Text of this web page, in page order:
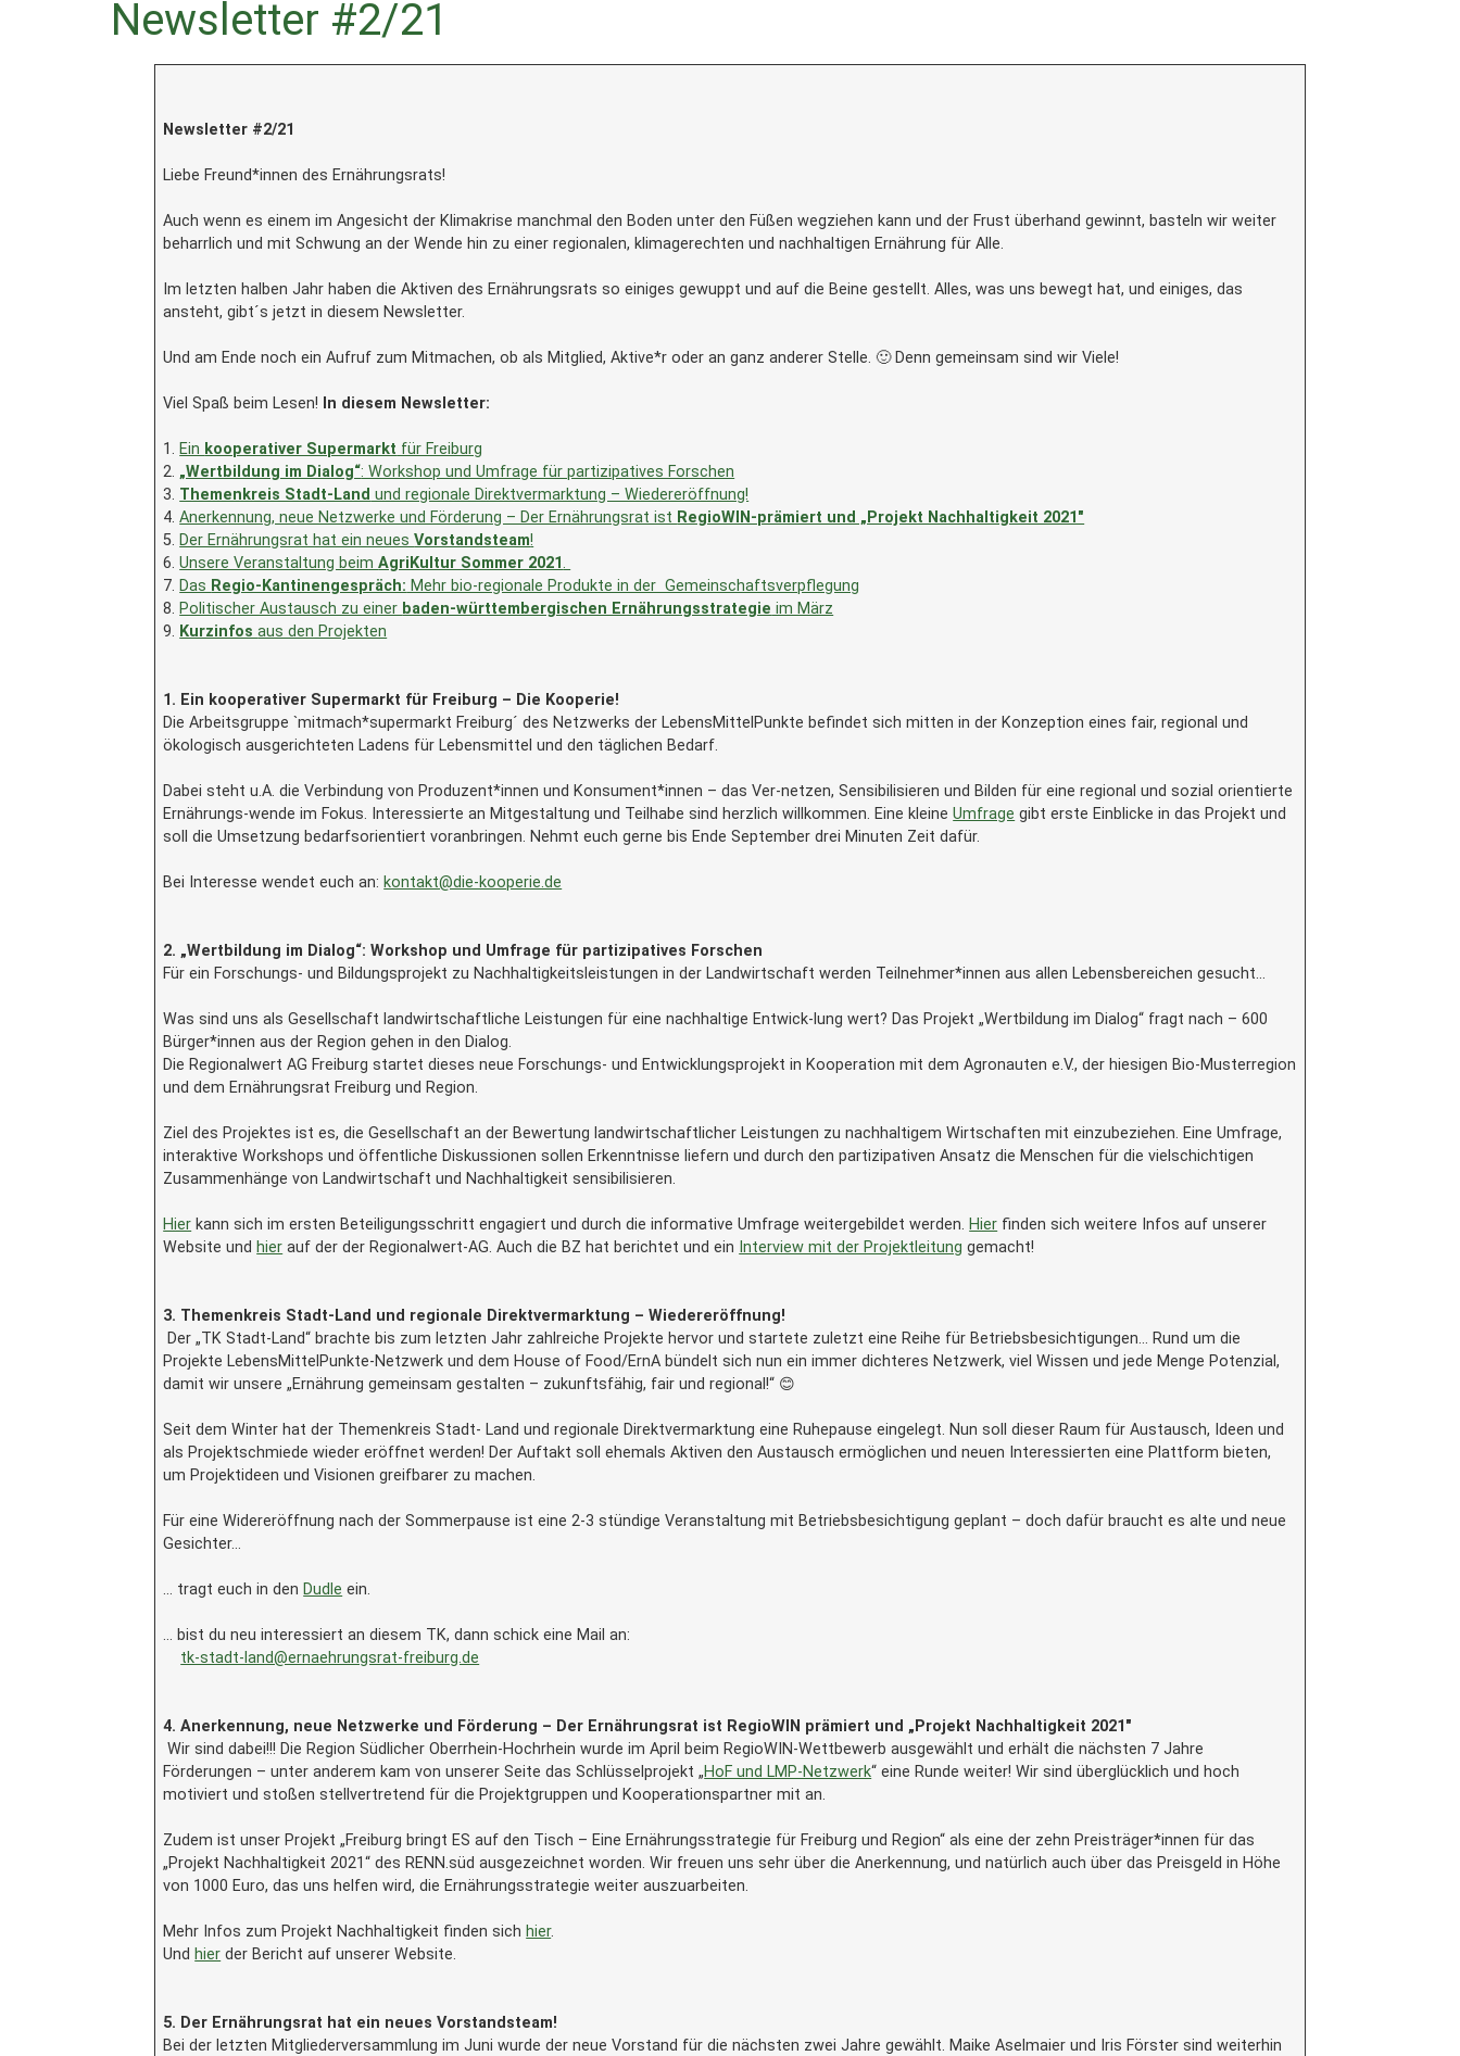
Newsletter #2/21
Newsletter #2/21
Liebe Freund*innen des Ernährungsrats!
Auch wenn es einem im Angesicht der Klimakrise manchmal den Boden unter den Füßen wegziehen kann und der Frust überhand gewinnt, basteln wir weiter
beharrlich und mit Schwung an der Wende hin zu einer regionalen, klimagerechten und nachhaltigen Ernährung für Alle.
Im letzten halben Jahr haben die Aktiven des Ernährungsrats so einiges gewuppt und auf die Beine gestellt. Alles, was uns bewegt hat, und einiges, das
ansteht, gibt´s jetzt in diesem Newsletter.
Und am Ende noch ein Aufruf zum Mitmachen, ob als Mitglied, Aktive*r oder an ganz anderer Stelle. 🙂 Denn gemeinsam sind wir Viele!
Viel Spaß beim Lesen! In diesem Newsletter:
1. Ein kooperativer Supermarkt für Freiburg
2. „Wertbildung im Dialog“: Workshop und Umfrage für partizipatives Forschen
3. Themenkreis Stadt-Land und regionale Direktvermarktung – Wiedereröffnung!
4.Anerkennung, neue Netzwerke und Förderung – Der Ernährungsrat ist RegioWIN-prämiert und „Projekt Nachhaltigkeit 2021″
5. Der Ernährungsrat hat ein neuesVorstandsteam!
6.Unsere Veranstaltung beimAgriKultur Sommer 2021.
7. Das Regio-Kantinengespräch: Mehr bio-regionale Produkte in der Gemeinschaftsverpflegung
8. Politischer Austausch zu einer baden-württembergischen Ernährungsstrategie im März
9. Kurzinfosaus den Projekten
1. Ein kooperativer Supermarkt für Freiburg – Die Kooperie!
Die Arbeitsgruppe `mitmach*supermarkt Freiburg´ des Netzwerks der LebensMittelPunkte befindet sich mitten in der Konzeption eines fair, regional und
ökologisch ausgerichteten Ladens für Lebensmittel und den täglichen Bedarf.
Dabei steht u.A. die Verbindung von Produzent*innen und Konsument*innen – das Ver-netzen, Sensibilisieren und Bilden für eine regional und sozial orientierte
Ernährungs-wende im Fokus. Interessierte an Mitgestaltung und Teilhabe sind herzlich willkommen. Eine kleineUmfrage gibt erste Einblicke in das Projekt und
soll die Umsetzung bedarfsorientiert voranbringen. Nehmt euch gerne bis Ende September drei Minuten Zeit dafür.
Bei Interesse wendet euch an: kontakt@die-kooperie.de
2. „Wertbildung im Dialog“: Workshop und Umfrage für partizipatives Forschen
Für ein Forschungs- und Bildungsprojekt zu Nachhaltigkeitsleistungen in der Landwirtschaft werden Teilnehmer*innen aus allen Lebensbereichen gesucht…
Was sind uns als Gesellschaft landwirtschaftliche Leistungen für eine nachhaltige Entwick-lung wert? Das Projekt „Wertbildung im Dialog“ fragt nach – 600
Bürger*innen aus der Region gehen in den Dialog.
Die Regionalwert AG Freiburg startet dieses neue Forschungs- und Entwicklungsprojekt in Kooperation mit dem Agronauten e.V., der hiesigen Bio-Musterregion
und dem Ernährungsrat Freiburg und Region.
Ziel des Projektes ist es, die Gesellschaft an der Bewertung landwirtschaftlicher Leistungen zu nachhaltigem Wirtschaften mit einzubeziehen. Eine Umfrage,
interaktive Workshops und öffentliche Diskussionen sollen Erkenntnisse liefern und durch den partizipativen Ansatz die Menschen für die vielschichtigen
Zusammenhänge von Landwirtschaft und Nachhaltigkeit sensibilisieren.
Hier kann sich im ersten Beteiligungsschritt engagiert und durch die informative Umfrage weitergebildet werden. Hier finden sich weitere Infos auf unserer
Website und hier auf der der Regionalwert-AG. Auch die BZ hat berichtet und ein Interview mit der Projektleitung gemacht!
3. Themenkreis Stadt-Land und regionale Direktvermarktung – Wiedereröffnung!
Der „TK Stadt-Land“ brachte bis zum letzten Jahr zahlreiche Projekte hervor und startete zuletzt eine Reihe für Betriebsbesichtigungen… Rund um die
Projekte LebensMittelPunkte-Netzwerk und dem House of Food/ErnA bündelt sich nun ein immer dichteres Netzwerk, viel Wissen und jede Menge Potenzial,
damit wir unsere „Ernährung gemeinsam gestalten – zukunftsfähig, fair und regional!“ 😊
Seit dem Winter hat der Themenkreis Stadt- Land und regionale Direktvermarktung eine Ruhepause eingelegt. Nun soll dieser Raum für Austausch, Ideen und
als Projektschmiede wieder eröffnet werden! Der Auftakt soll ehemals Aktiven den Austausch ermöglichen und neuen Interessierten eine Plattform bieten,
um Projektideen und Visionen greifbarer zu machen.
Für eine Widereröffnung nach der Sommerpause ist eine 2-3 stündige Veranstaltung mit Betriebsbesichtigung geplant – doch dafür braucht es alte und neue
Gesichter…
… tragt euch in den Dudle ein.
… bist du neu interessiert an diesem TK, dann schick eine Mail an:
tk-stadt-land@ernaehrungsrat-freiburg.de
4. Anerkennung, neue Netzwerke und Förderung – Der Ernährungsrat ist RegioWIN prämiert und „Projekt Nachhaltigkeit 2021″
Wir sind dabei!!! Die Region Südlicher Oberrhein-Hochrhein wurde im April beim RegioWIN-Wettbewerb ausgewählt und erhält die nächsten 7 Jahre
Förderungen – unter anderem kam von unserer Seite das Schlüsselprojekt „HoF und LMP-Netzwerk“ eine Runde weiter! Wir sind überglücklich und hoch
motiviert und stoßen stellvertretend für die Projektgruppen und Kooperationspartner mit an.
Zudem ist unser Projekt „Freiburg bringt ES auf den Tisch – Eine Ernährungsstrategie für Freiburg und Region“ als eine der zehn Preisträger*innen für das
„Projekt Nachhaltigkeit 2021“ des RENN.süd ausgezeichnet worden. Wir freuen uns sehr über die Anerkennung, und natürlich auch über das Preisgeld in Höhe
von 1000 Euro, das uns helfen wird, die Ernährungsstrategie weiter auszuarbeiten.
Mehr Infos zum Projekt Nachhaltigkeit finden sich hier.
Und hier der Bericht auf unserer Website.
5. Der Ernährungsrat hat ein neues Vorstandsteam!
Bei der letzten Mitgliederversammlung im Juni wurde der neue Vorstand für die nächsten zwei Jahre gewählt. Maike Aselmaier und Iris Förster sind weiterhin